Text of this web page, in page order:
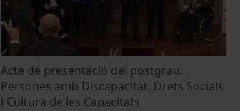
Acte de presentació del postgrau:
Persones amb Discapacitat, Drets Socials
i Cultura de les Capacitats